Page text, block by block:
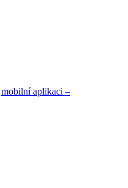
mobilní aplikaci –